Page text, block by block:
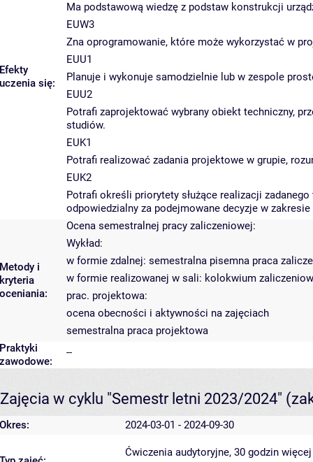
Efekty
uczenia się:
Ma podstawową wiedzę z podstaw konstrukcji
EUW3
Zna oprogramowanie, które może wykorzystać w
EUU1
Planuje i wykonuje samodzielnie lub w zespole
EUU2
Potrafi zaprojektować wybrany obiekt techniczny,
studiów.
EUK1
Potrafi realizować zadania projektowe w grupie,
EUK2
Potrafi określi priorytety służące realizacji
odpowiedzialny za podejmowane decyzje w
Metody i
kryteria
oceniania:
Ocena semestralnej pracy zaliczeniowej:
Wykład:
w formie zdalnej: semestralna pisemna praca
w formie realizowanej w sali: kolokwium
prac. projektowa:
ocena obecności i aktywności na zajęciach
semestralna praca projektowa
Praktyki
zawodowe:
--
Zajęcia w cyklu "Semestr letni 2023/2024"
Okres: 2024-03-01 - 2024-09-30
Ćwiczenia audytoryjne, 30 godzin